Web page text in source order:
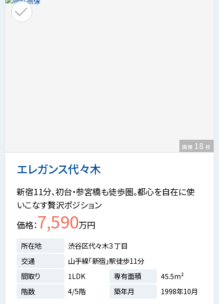
エレガンス代々木
画像 18 枚
新宿11分、初台・参宮橋も徒歩圏。都心を自在に使
いこなす贅沢ポジション
価格 7,590万円
所在地
渋谷区代々木３丁目
交通
山手線「新宿」駅徒歩11分
間取り
1LDK 専有面積
45.5m²
階数
4/5階 築年月 1998年10月